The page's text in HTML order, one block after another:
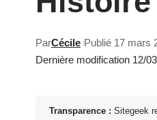
Dernière modification 12/
ParCécile Publié 17 mars
Transparence : Sitegeek